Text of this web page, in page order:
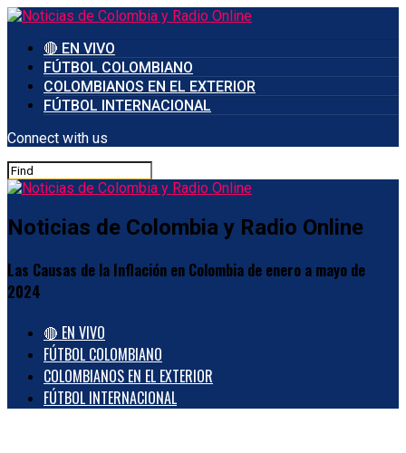
🔴 EN VIVO
FÚTBOL COLOMBIANO
COLOMBIANOS EN EL EXTERIOR
FÚTBOL INTERNACIONAL
Connect with us
Noticias de Colombia y Radio Online
Las Causas de la Inflación en Colombia de enero a mayo de
2024
🔴 EN VIVO
FÚTBOL COLOMBIANO
COLOMBIANOS EN EL EXTERIOR
FÚTBOL INTERNACIONAL